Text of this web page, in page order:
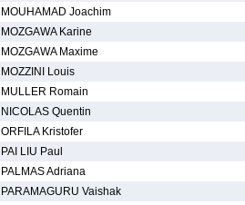
MOUHAMAD Joachim
MOZGAWA Karine
MOZGAWA Maxime
MOZZINI Louis
MULLER Romain
NICOLAS Quentin
ORFILA Kristofer
PAI LIU Paul
PALMAS Adriana
PARAMAGURU Vaishak